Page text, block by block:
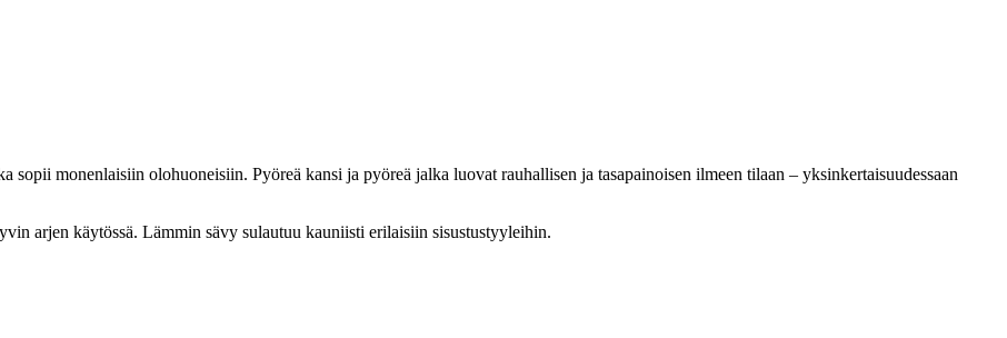
monenlaisiin olohuoneisiin. Pyöreä kansi ja pyöreä jalka luovat rauhallisen ja tasapainoisen ilmeen tilaan – yksinkertaisuudessaan
arjen käytössä. Lämmin sävy sulautuu kauniisti erilaisiin sisustustyyleihin.